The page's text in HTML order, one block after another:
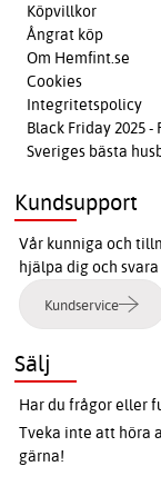
Köpvillkor
Ångrat köp
Om Hemfint.se
Cookies
Integritetspolicy
Black Friday 2025 -
Sveriges bästa
Kundsupport
Vår kunniga och
hjälpa dig och
Kundservice
Sälj
Har du frågor eller
Tveka inte att höra
gärna!